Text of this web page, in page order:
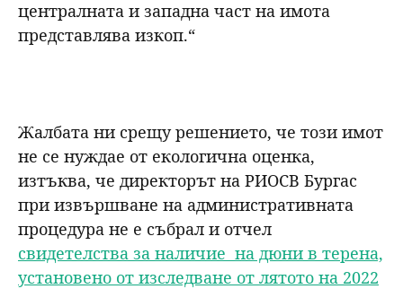
централната и западна част на имота
представлява изкоп.“
Жалбата ни срещу решението, че този имот
не се нуждае от екологична оценка,
изтъква, че директорът на РИОСВ Бургас
при извършване на административната
процедура не е събрал и отчел
свидетелства за наличие на дюни в терена,
установено от изследване от лятото на 2022